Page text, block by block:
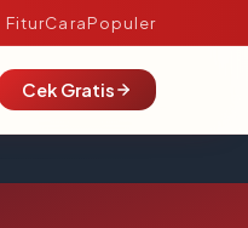
FiturCaraPopuler
Cek Gratis